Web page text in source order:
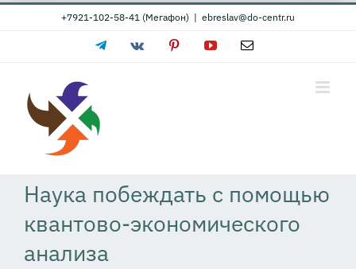
Skip
+7921-102-58-41 (Мегафон) | ebreslav@do-centr.ru
TelegramVk PinterestYouTubeEmail
Наука побеждать с помощью
квантово-экономического
анализа